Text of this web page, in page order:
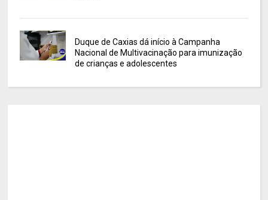
Duque de Caxias dá início à Campanha
Nacional de Multivacinação para imunização
de crianças e adolescentes